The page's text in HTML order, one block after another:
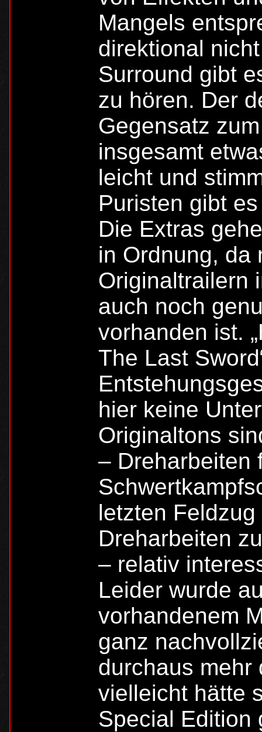
Mangels
direktional
Surround gibt
zu hören. Der
Gegensatz
insgesamt
leicht und
Puristen gibt
Die Extras
in Ordnung, da
Originaltrailern
auch noch
vorhanden ist.
The Last
hier keine
Originaltons
– Dreharbeiten
letzten
Dreharbeiten
– relativ
Leider wurde
vorhandenem
ganz
durchaus mehr
vielleicht hätte
Special Edition